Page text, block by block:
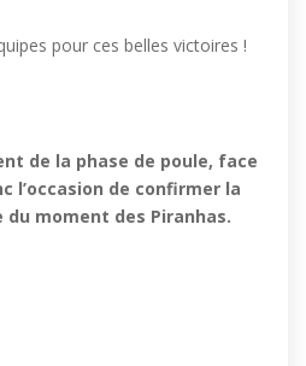
pour ces belles victoires !
de la phase de poule, face
l’occasion de confirmer la
moment des Piranhas.